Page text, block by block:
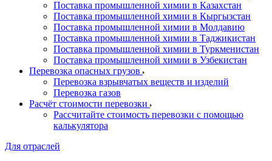
Поставка промышленной химии в Казахстан
Поставка промышленной химии в Кыргызстан
Поставка промышленной химии в Молдавию
Поставка промышленной химии в Таджикистан
Поставка промышленной химии в Туркменистан
Поставка промышленной химии в Узбекистан
Перевозка опасных грузов
Перевозка взрывчатых веществ и изделий
Перевозка газов
Расчёт стоимости перевозки
Рассчитайте стоимость перевозки с помощью
калькулятора
Для отраслей